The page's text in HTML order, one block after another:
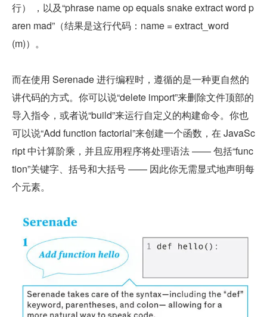
行） ，以及“phrase name op equals snake extract word p
aren mad”（结果是这行代码：name = extract_word
(m)）。
而在使用 Serenade 进行编程时，遵循的是一种更自然的
讲代码的方式。你可以说“delete import”来删除文件顶部的
导入指令，或者说“build”来运行自定义的构建命令。你也
可以说“Add function factorial”来创建一个函数，在 JavaSc
ript 中计算阶乘，并且应用程序将处理语法 —— 包括“func
tion”关键字、括号和大括号 —— 因此你无需显式地声明每
个元素。